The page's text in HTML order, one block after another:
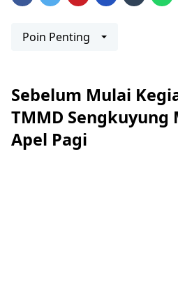
Poin Penting
Sebelum Mulai
TMMD Sengkuyung
Apel Pagi